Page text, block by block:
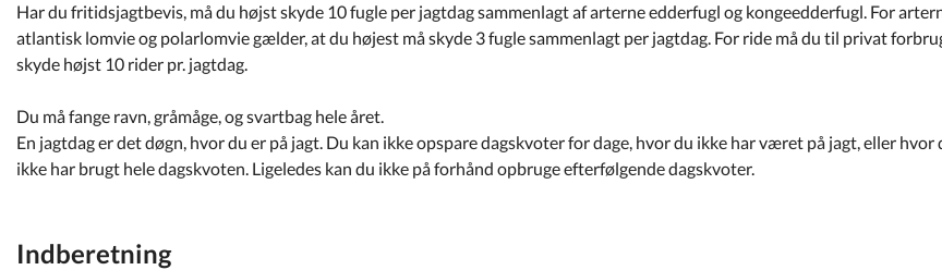
Har du fritidsjagtbevis, må du højst skyde 10 fugle per jagtdag sammenlagt af arterne edderfugl og kongeedderfugl. For
atlantisk lomvie og polarlomvie gælder, at du højest må skyde 3 fugle sammenlagt per jagtdag. For ride må du til privat
skyde højst 10 rider pr. jagtdag.
Du må fange ravn, gråmåge, og svartbag hele året.
En jagtdag er det døgn, hvor du er på jagt. Du kan ikke opspare dagskvoter for dage, hvor du ikke har været på jagt, eller hvor
ikke har brugt hele dagskvoten. Ligeledes kan du ikke på forhånd opbruge efterfølgende dagskvoter.
Indberetning